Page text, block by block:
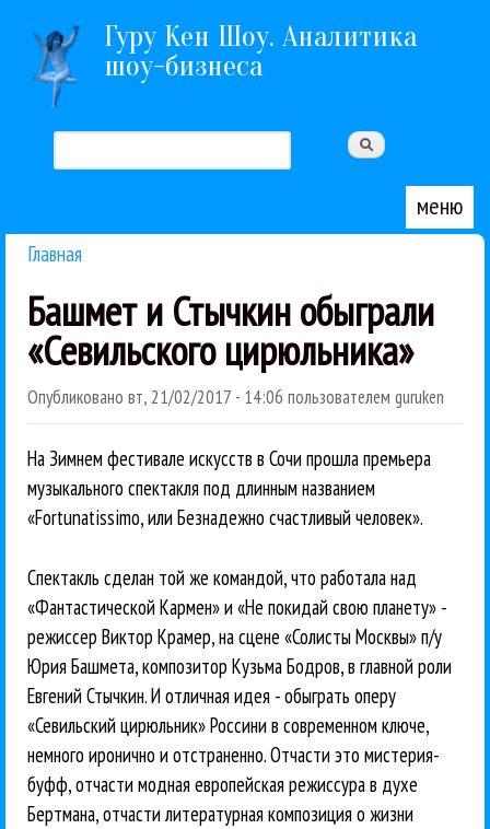
Перейти к основному содержанию
Гуру Кен Шоу. Аналитика
шоу-бизнеса
Форма поиска
меню
Главная
Башмет и Стычкин обыграли
«Севильского цирюльника»
Опубликовано вт, 21/02/2017 - 14:06 пользователем guruken
На Зимнем фестивале искусств в Сочи прошла премьера
музыкального спектакля под длинным названием
«Fortunatissimo, или Безнадежно счастливый человек».
Спектакль сделан той же командой, что работала над
«Фантастической Кармен» и «Не покидай свою планету» -
режиссер Виктор Крамер, на сцене «Солисты Москвы» п/у
Юрия Башмета, композитор Кузьма Бодров, в главной роли
Евгений Стычкин. И отличная идея - обыграть оперу
«Севильский цирюльник» Россини в современном ключе,
немного иронично и отстраненно. Отчасти это мистерия-
буфф, отчасти модная европейская режиссура в духе
Бертмана, отчасти литературная композиция о жизни